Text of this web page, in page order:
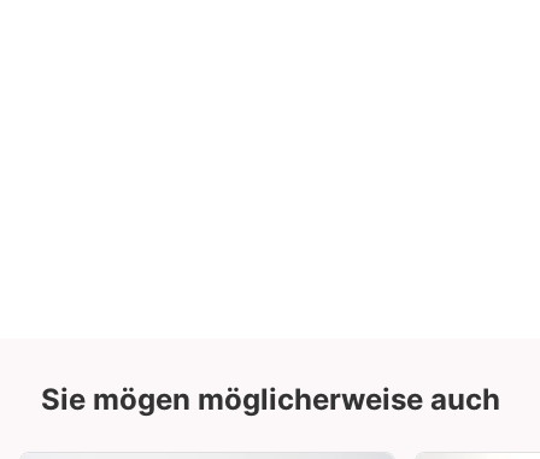
Sie mögen möglicherweise auch